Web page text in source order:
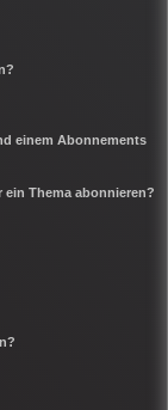
einem Abonnements
ein Thema abonnieren?